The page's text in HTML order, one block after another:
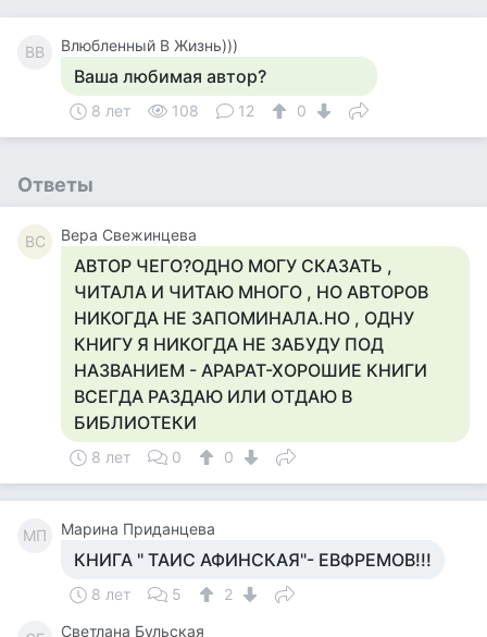
ВВ Влюбленный В Жизнь)))
Ваша любимая автор?
8 лет 108 12 0
Ответы
ВС Вера Свежинцева
АВТОР ЧЕГО?ОДНО МОГУ СКАЗАТЬ ,
ЧИТАЛА И ЧИТАЮ МНОГО , НО АВТОРОВ
НИКОГДА НЕ ЗАПОМИНАЛА.НО , ОДНУ
КНИГУ Я НИКОГДА НЕ ЗАБУДУ ПОД
НАЗВАНИЕМ - АРАРАТ-ХОРОШИЕ КНИГИ
ВСЕГДА РАЗДАЮ ИЛИ ОТДАЮ В
БИБЛИОТЕКИ
8 лет 0 0
МП Марина Приданцева
КНИГА " ТАИС АФИНСКАЯ"- ЕВФРЕМОВ!!!
8 лет 5 2
Светлана Бульская